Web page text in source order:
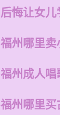
后悔让女
福州哪里卖
福州成人唱
福州哪里买